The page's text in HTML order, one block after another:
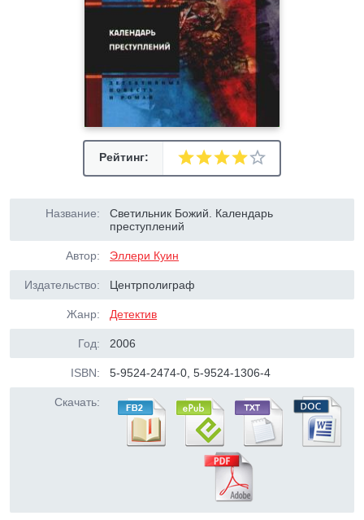
Рейтинг:
Название:
Светильник Божий. Календарь
преступлений
Автор: Эллери Куин
Издательство: Центрполиграф
Жанр: Детектив
Год: 2006
ISBN: 5-9524-2474-0, 5-9524-1306-4
Скачать: